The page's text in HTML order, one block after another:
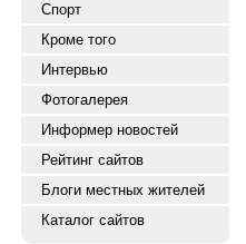
Спорт
Кроме того
Интервью
Фотогалерея
Информер новостей
Рейтинг сайтов
Блоги местных жителей
Каталог сайтов